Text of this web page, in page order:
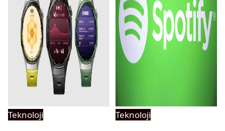
Teknoloji
Teknoloji